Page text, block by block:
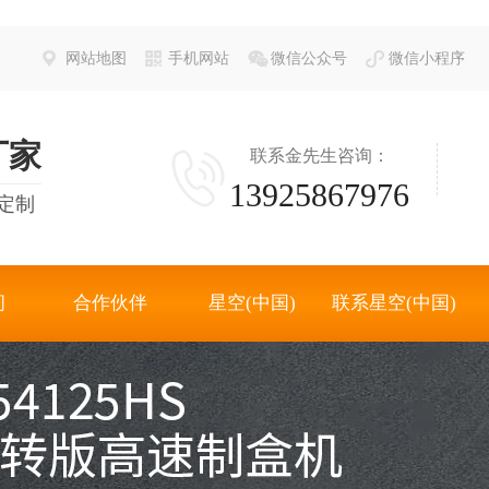
网站地图 手机网站 微信公众号 微信小程序
家
制
联系金先生咨询：
13925867976
合作伙伴 星空(中国) 联系星空(中国)